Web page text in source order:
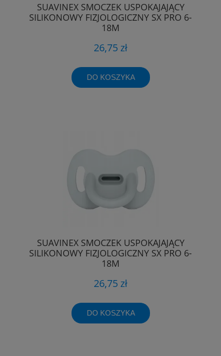
SUAVINEX SMOCZEK USPOKAJAJĄCY
SILIKONOWY FIZJOLOGICZNY SX PRO 6-
18M
26,75 zł
DO KOSZYKA
SUAVINEX SMOCZEK USPOKAJAJĄCY
SILIKONOWY FIZJOLOGICZNY SX PRO 6-
18M
26,75 zł
DO KOSZYKA